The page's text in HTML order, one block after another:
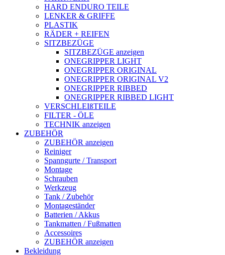
HARD ENDURO TEILE
LENKER & GRIFFE
PLASTIK
RÄDER + REIFEN
SITZBEZÜGE
SITZBEZÜGE anzeigen
ONEGRIPPER LIGHT
ONEGRIPPER ORIGINAL
ONEGRIPPER ORIGINAL V2
ONEGRIPPER RIBBED
ONEGRIPPER RIBBED LIGHT
VERSCHLEIßTEILE
FILTER - ÖLE
TECHNIK anzeigen
ZUBEHÖR
ZUBEHÖR anzeigen
Reiniger
Spanngurte / Transport
Montage
Schrauben
Werkzeug
Tank / Zubehör
Montageständer
Batterien / Akkus
Tankmatten / Fußmatten
Accessoires
ZUBEHÖR anzeigen
Bekleidung